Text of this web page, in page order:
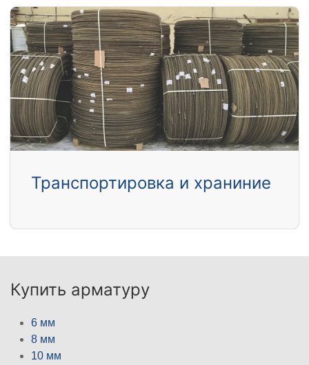
Транспортировка и храниние
Купить арматуру
6 мм
8 мм
10 мм